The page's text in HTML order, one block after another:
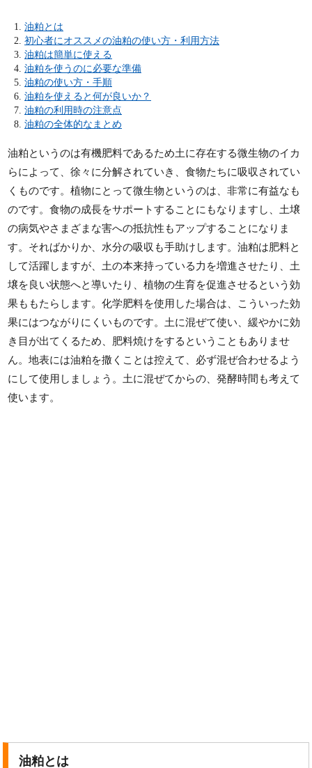
油粕とは
初心者にオススメの油粕の使い方・利用方法
油粕は簡単に使える
油粕を使うのに必要な準備
油粕の使い方・手順
油粕を使えると何が良いか？
油粕の利用時の注意点
油粕の全体的なまとめ
油粕というのは有機肥料であるため土に存在する微生物のイカ
らによって、徐々に分解されていき、食物たちに吸収されてい
くものです。植物にとって微生物というのは、非常に有益なも
のです。食物の成長をサポートすることにもなりますし、土壌
の病気やさまざまな害への抵抗性もアップすることになりま
す。そればかりか、水分の吸収も手助けします。油粕は肥料と
して活躍しますが、土の本来持っている力を増進させたり、土
壌を良い状態へと導いたり、植物の生育を促進させるという効
果ももたらします。化学肥料を使用した場合は、こういった効
果にはつながりにくいものです。土に混ぜて使い、緩やかに効
き目が出てくるため、肥料焼けをするということもありませ
ん。地表には油粕を撒くことは控えて、必ず混ぜ合わせるよう
にして使用しましょう。土に混ぜてからの、発酵時間も考えて
使います。
油粕とは